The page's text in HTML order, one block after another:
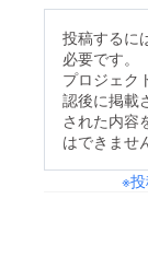
たし
投稿するに
必要です。
プロジェク
認後に掲載
された内容
はできませ
※